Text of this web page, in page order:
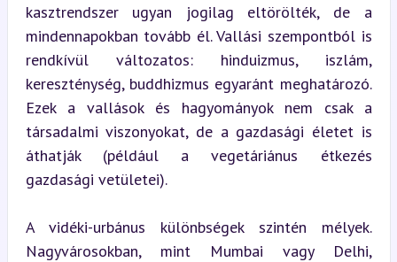
kasztrendszer ugyan jogilag eltörölték, de a
mindennapokban tovább él. Vallási szempontból is
rendkívül változatos: hinduizmus, iszlám,
kereszténység, buddhizmus egyaránt meghatározó.
Ezek a vallások és hagyományok nem csak a
társadalmi viszonyokat, de a gazdasági életet is
áthatják (például a vegetáriánus étkezés
gazdasági vetületei).
A vidéki-urbánus különbségek szintén mélyek.
Nagyvárosokban, mint Mumbai vagy Delhi,